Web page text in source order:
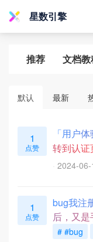
星数引擎
推荐 文档教
默认 最新
1
点赞
「用户
转到认证
2024-06-
1
点赞
bug我注
后，又
# #bug